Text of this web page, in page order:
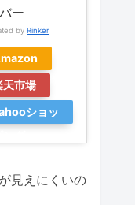
ー
by Rinker
天市場
ショッ
見えにくいの